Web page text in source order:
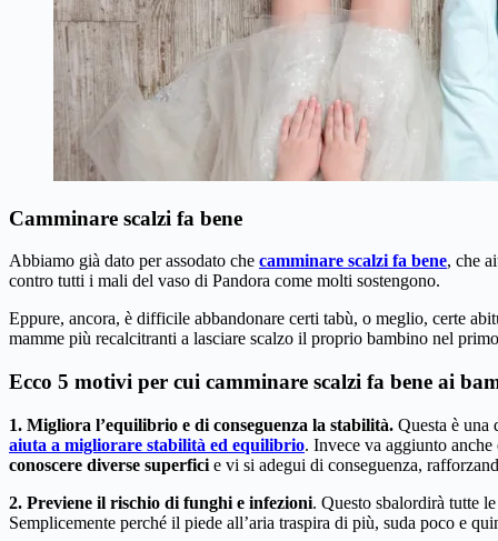
Camminare scalzi fa bene
Abbiamo già dato per assodato che camminare scalzi fa bene, che
contro tutti i mali del vaso di Pandora come molti sostengono.
Eppure, ancora, è difficile abbandonare certi tabù, o meglio, certe
mamme più recalcitranti a lasciare scalzo il proprio bambino nel
Ecco 5 motivi per cui camminare scalzi fa bene ai
1. Migliora l’equilibrio e di conseguenza la stabilità. Questa è una
aiuta a migliorare stabilità ed equilibrio. Invece va aggiunto
conoscere diverse superfici e vi si adegui di conseguenza,
2. Previene il rischio di funghi e infezioni. Questo sbalordirà tutte
Semplicemente perché il piede all’aria traspira di più, suda poco e